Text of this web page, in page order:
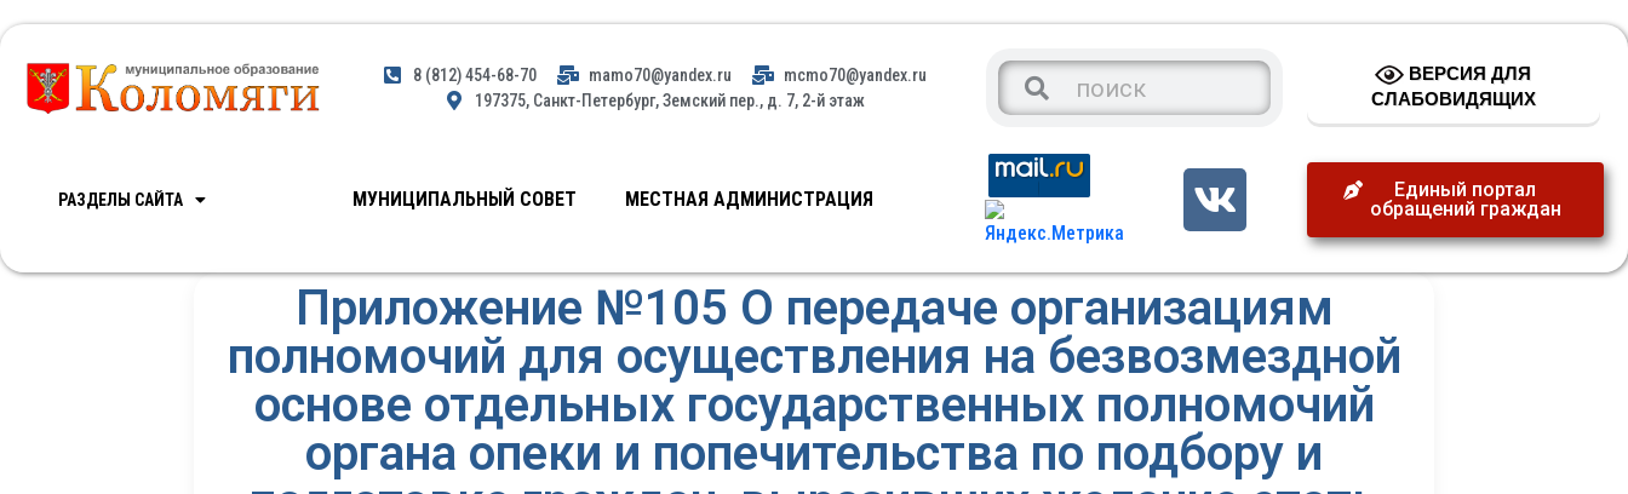
8 (812) 454-68-70 mamo70@yandex.ru
mcmo70@yandex.ru
197375, Санкт-Петербург, Земский пер., д. 7, 2-й этаж
ВЕРСИЯ ДЛЯ
СЛАБОВИДЯЩИХ
РАЗДЕЛЫ САЙТА МУНИЦИПАЛЬНЫЙ СОВЕТ МЕСТНАЯ АДМИНИСТРАЦИЯ
Единый портал
обращений граждан
Приложение №105 О передаче организациям
полномочий для осуществления на безвозмездной
основе отдельных государственных полномочий
органа опеки и попечительства по подбору и